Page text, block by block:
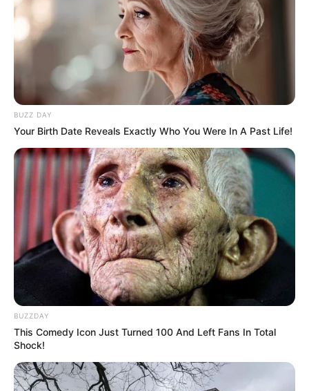
BUZZ DAY
Your Birth Date Reveals Exactly Who You Were In A Past Life!
BUZZDAY
This Comedy Icon Just Turned 100 And Left Fans In Total
Shock!